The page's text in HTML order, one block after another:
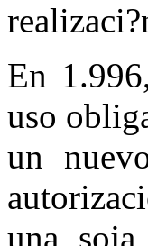
En
uso
un
una